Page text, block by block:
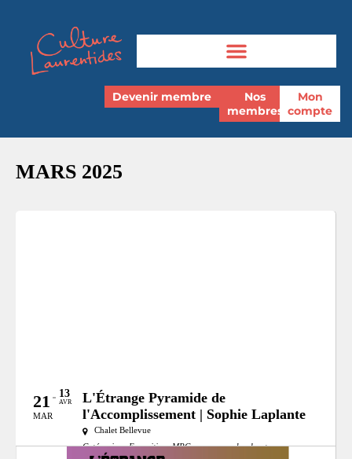
Devenir membre
Nos
membres
Mon
compte
MARS 2025
21
MAR
13
AVR
L'Étrange Pyramide de
l'Accomplissement | Sophie Laplante
Chalet Bellevue
Catégories: Exposition MRC: mrc-pays-den-haut